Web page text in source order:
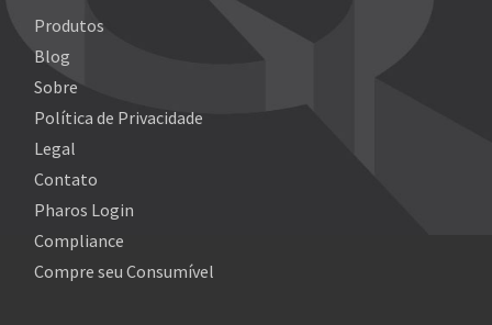
Produtos
Blog
Sobre
Política de Privacidade
Legal
Contato
Pharos Login
Compliance
Compre seu Consumível